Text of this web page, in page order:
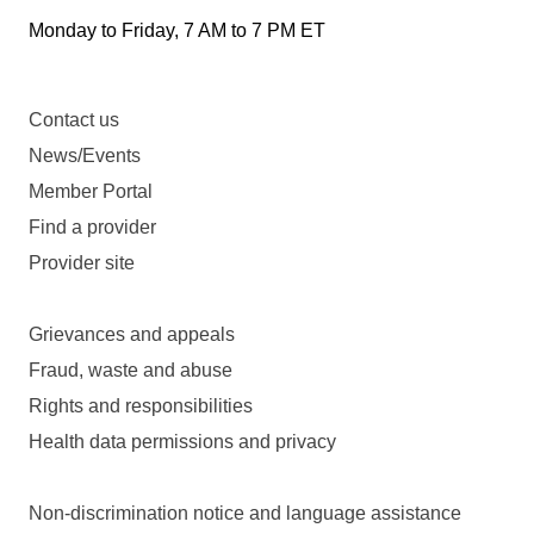
Monday to Friday, 7 AM to 7 PM ET
Contact us
News/Events
Member Portal
Find a provider
Provider site
Grievances and appeals
Fraud, waste and abuse
Rights and responsibilities
Health data permissions and privacy
Non-discrimination notice and language assistance